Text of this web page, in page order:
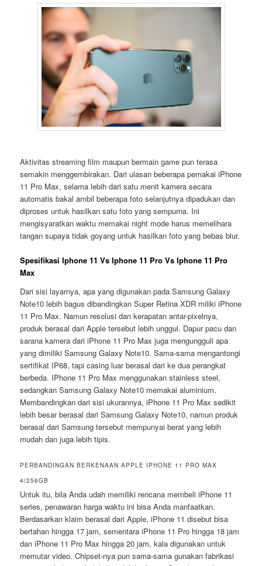
Aktivitas streaming film maupun bermain game pun terasa
semakin menggembirakan. Dari ulasan beberapa pemakai iPhone
11 Pro Max, selama lebih dari satu menit kamera secara
automatis bakal ambil beberapa foto selanjutnya dipadukan dan
diproses untuk hasilkan satu foto yang sempurna. Ini
mengisyaratkan waktu memakai night mode harus memelihara
tangan supaya tidak goyang untuk hasilkan foto yang bebas blur.
Spesifikasi Iphone 11 Vs Iphone 11 Pro Vs Iphone 11 Pro
Max
Dari sisi layarnya, apa yang digunakan pada Samsung Galaxy
Note10 lebih bagus dibandingkan Super Retina XDR miliki iPhone
11 Pro Max. Namun resolusi dan kerapatan antar-pixelnya,
produk berasal dari Apple tersebut lebih unggul. Dapur pacu dan
sarana kamera dari iPhone 11 Pro Max juga mengungguli apa
yang dimiliki Samsung Galaxy Note10. Sama-sama mengantongi
sertifikat IP68, tapi casing luar berasal dari ke dua perangkat
berbeda. IPhone 11 Pro Max menggunakan stainless steel,
sedangkan Samsung Galaxy Note10 memakai aluminium.
Membandingkan dari sisi ukurannya, iPhone 11 Pro Max sedikit
lebih besar berasal dari Samsung Galaxy Note10, namun produk
berasal dari Samsung tersebut mempunyai berat yang lebih
mudah dan juga lebih tipis.
PERBANDINGAN BERKENAAN APPLE IPHONE 11 PRO MAX
4/256GB
Untuk itu, bila Anda udah memiliki rencana membeli iPhone 11
series, penawaran harga waktu ini bisa Anda manfaatkan.
Berdasarkan klaim berasal dari Apple, iPhone 11 disebut bisa
bertahan hingga 17 jam, sementara iPhone 11 Pro hingga 18 jam
dan iPhone 11 Pro Max hingga 20 jam, kala digunakan untuk
memutar video. Chipset-nya pun sama-sama gunakan fabrikasi